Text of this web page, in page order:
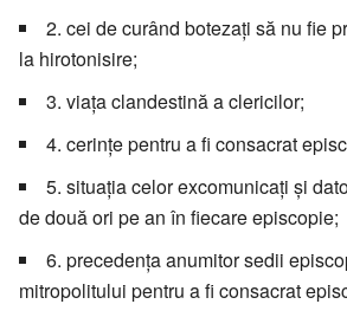
2. cei de curând botezați să nu fie
la hirotonisire;
3. viața clandestină a clericilor;
4. cerințe pentru a fi consacrat
5. situația celor excomunicați și
de două ori pe an în fiecare episcopie;
6. precedența anumitor sedii
mitropolitului pentru a fi consacrat